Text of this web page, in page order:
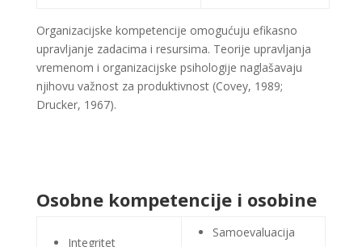
Organizacijske kompetencije omogućuju efikasno
upravljanje zadacima i resursima. Teorije upravljanja
vremenom i organizacijske psihologije naglašavaju
njihovu važnost za produktivnost (Covey, 1989;
Drucker, 1967)​​​​.
Osobne kompetencije i osobine
Integritet
Samoevaluacija